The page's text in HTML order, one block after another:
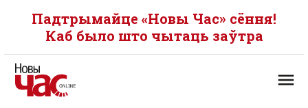
Падтрымайце «Новы Час» сёння!
Каб было што чытаць заўтра